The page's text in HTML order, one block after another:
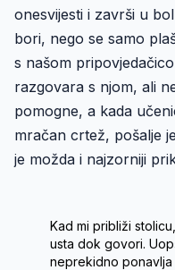
onesvijesti i završi u
bori, nego se samo
s našom
razgovara s njom, ali
pomogne, a kada
mračan crtež, pošalje
je možda i najzorniji
Kad mi približi
usta dok govori.
neprekidno